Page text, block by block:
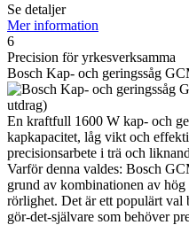
Se detaljer
Mer information
6
Precision för yrkesverksamma
Bosch Kap- och geringssåg
En kraftfull 1600 W kap- och
kapkapacitet, låg vikt och
precisionsarbete i trä och
Varför denna valdes: Bosch
grund av kombinationen av hög
rörlighet. Det är ett populärt val
gör-det-självare som behöver